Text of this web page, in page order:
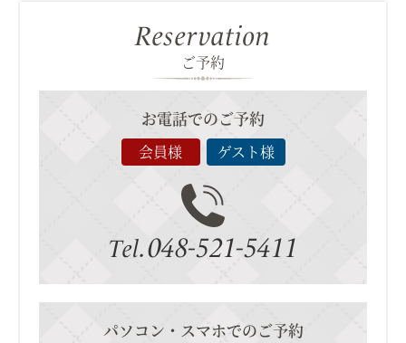
Reservation
ご予約
お電話でのご予約
会員様 ゲスト様
Tel.048-521-5411
パソコン・スマホでのご予約